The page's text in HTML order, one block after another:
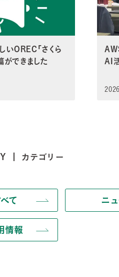
いOREC「さくら
ができました
AI
カテゴリー
て ニ
情報